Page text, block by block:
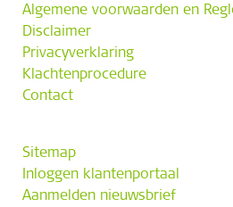
Algemene voorwaarden en
Disclaimer
Privacyverklaring
Klachtenprocedure
Contact
Sitemap
Inloggen klantenportaal
Aanmelden nieuwsbrief